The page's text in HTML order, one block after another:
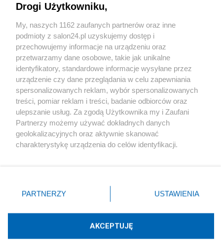
Sport
Społeczeństwo
Kultura
X Facebook Instagram Youtube
Technologię dostarcza:W3media.pl
Drogi Użytkowniku,
My, naszych 1162 zaufanych partnerów oraz inne
podmioty z salon24.pl uzyskujemy dostęp i
przechowujemy informacje na urządzeniu oraz
przetwarzamy dane osobowe, takie jak unikalne
identyfikatory, standardowe informacje wysyłane przez
urządzenie czy dane przeglądania w celu zapewniania
spersonalizowanych reklam, wybór spersonalizowanych
treści, pomiar reklam i treści, badanie odbiorców oraz
ulepszanie usług. Za zgodą Użytkownika my i Zaufani
Partnerzy możemy używać dokładnych danych
geolokalizacyjnych oraz aktywnie skanować
charakterystykę urządzenia do celów identyfikacji.
zmienić/wycofać klikając przycisk ustawień prywatności
znajdujący się w lewym dolnym rogu strony
rodzaje przetwarzania danych nie wymagają zgody
użytkownika, ale masz prawo sprzeciwić się takiemu
przetwarzaniu. Preferencje będą miały zastosowania tylko
PARTNERZY USTAWIENIA
AKCEPTUJĘ